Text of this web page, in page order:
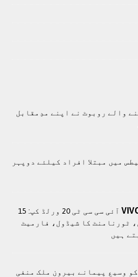
والے روبوٹ نے اپنے مدِمقابل
ذیابیطس میں مبتلا افراد کیلئے دوپہر
آئی سی سی ٹی 20 ورلڈ کپ: 15
ٹورنامنٹ کا شیڈول، فارمیٹ
ہیں
وسيع پيمانے بيرون ملک منفی